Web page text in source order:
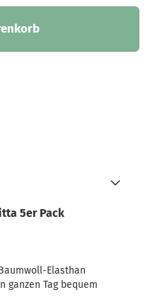
5er Pack
Elasthan
ganzen Tag bequem